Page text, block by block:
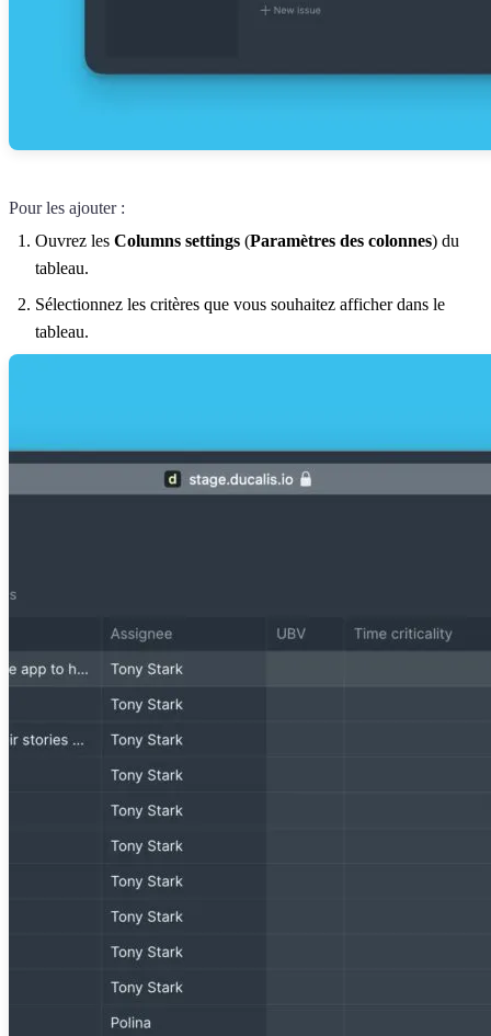
Pour les ajouter :
Ouvrez les Columns settings (Paramètres des colonnes) du
tableau.
Sélectionnez les critères que vous souhaitez afficher dans le
tableau.